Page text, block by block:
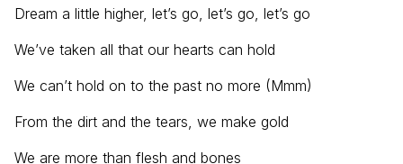
Dream a little higher, let’s go, let’s go, let’s go
We’ve taken all that our hearts can hold
We can’t hold on to the past no more (Mmm)
From the dirt and the tears, we make gold
We are more than flesh and bones